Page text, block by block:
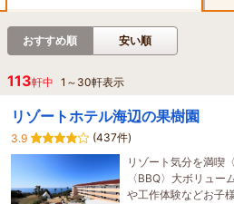
おすすめ順 安い順
113軒中 1 ～ 30軒表示
リゾートホテル海辺の果樹園
3.9
(437件)
リゾート気分を満喫
〈BBQ〉大ボリュ
や工作体験などお子